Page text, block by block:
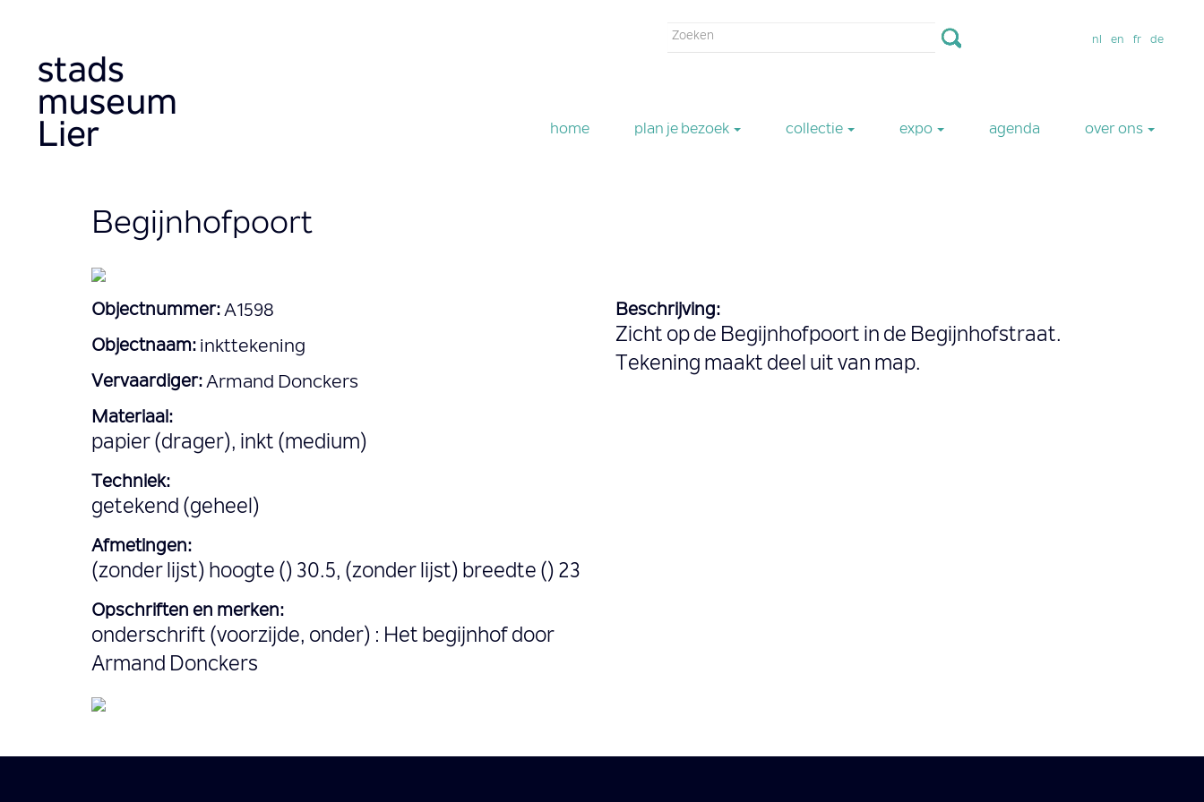
Zoekveld nl en fr de
home plan je bezoek collectie expo agenda over ons
Begijnhofpoort
Objectnummer: A1598
Objectnaam: inkttekening
Vervaardiger: Armand Donckers
Materiaal:
papier (drager), inkt (medium)
Techniek:
getekend (geheel)
Afmetingen:
(zonder lijst) hoogte () 30.5, (zonder lijst) breedte () 23
Opschriften en merken:
onderschrift (voorzijde, onder) : Het begijnhof door
Armand Donckers
Beschrijving:
Zicht op de Begijnhofpoort in de Begijnhofstraat.
Tekening maakt deel uit van map.